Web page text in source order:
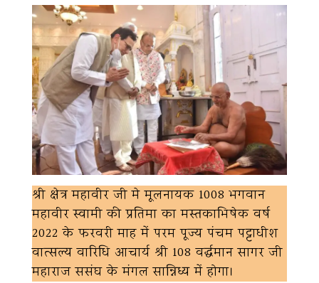
श्री क्षेत्र महावीर जी मे मूलनायक 1008 भगवान
महावीर स्वामी की प्रतिमा का मस्तकाभिषेक वर्ष
2022 के फरवरी माह में परम पूज्य पंचम पट्टाधीश
वात्सल्य वारिधि आचार्य श्री 108 वर्द्धमान सागर जी
महाराज ससंघ के मंगल सान्निध्य में होगा।